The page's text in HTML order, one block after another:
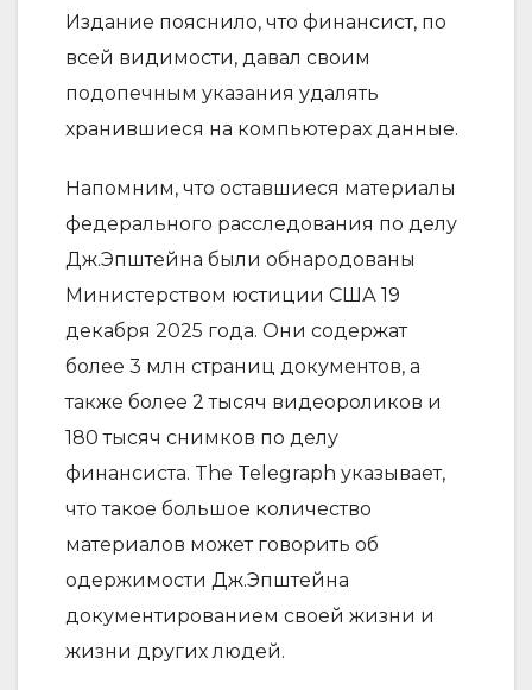
Издание пояснило, что финансист, по
всей видимости, давал своим
подопечным указания удалять
хранившиеся на компьютерах данные.
Напомним, что оставшиеся материалы
федерального расследования по делу
Дж.Эпштейна были обнародованы
Министерством юстиции США 19
декабря 2025 года. Они содержат
более 3 млн страниц документов, а
также более 2 тысяч видеороликов и
180 тысяч снимков по делу
финансиста. The Telegraph указывает,
что такое большое количество
материалов может говорить об
одержимости Дж.Эпштейна
документированием своей жизни и
жизни других людей.